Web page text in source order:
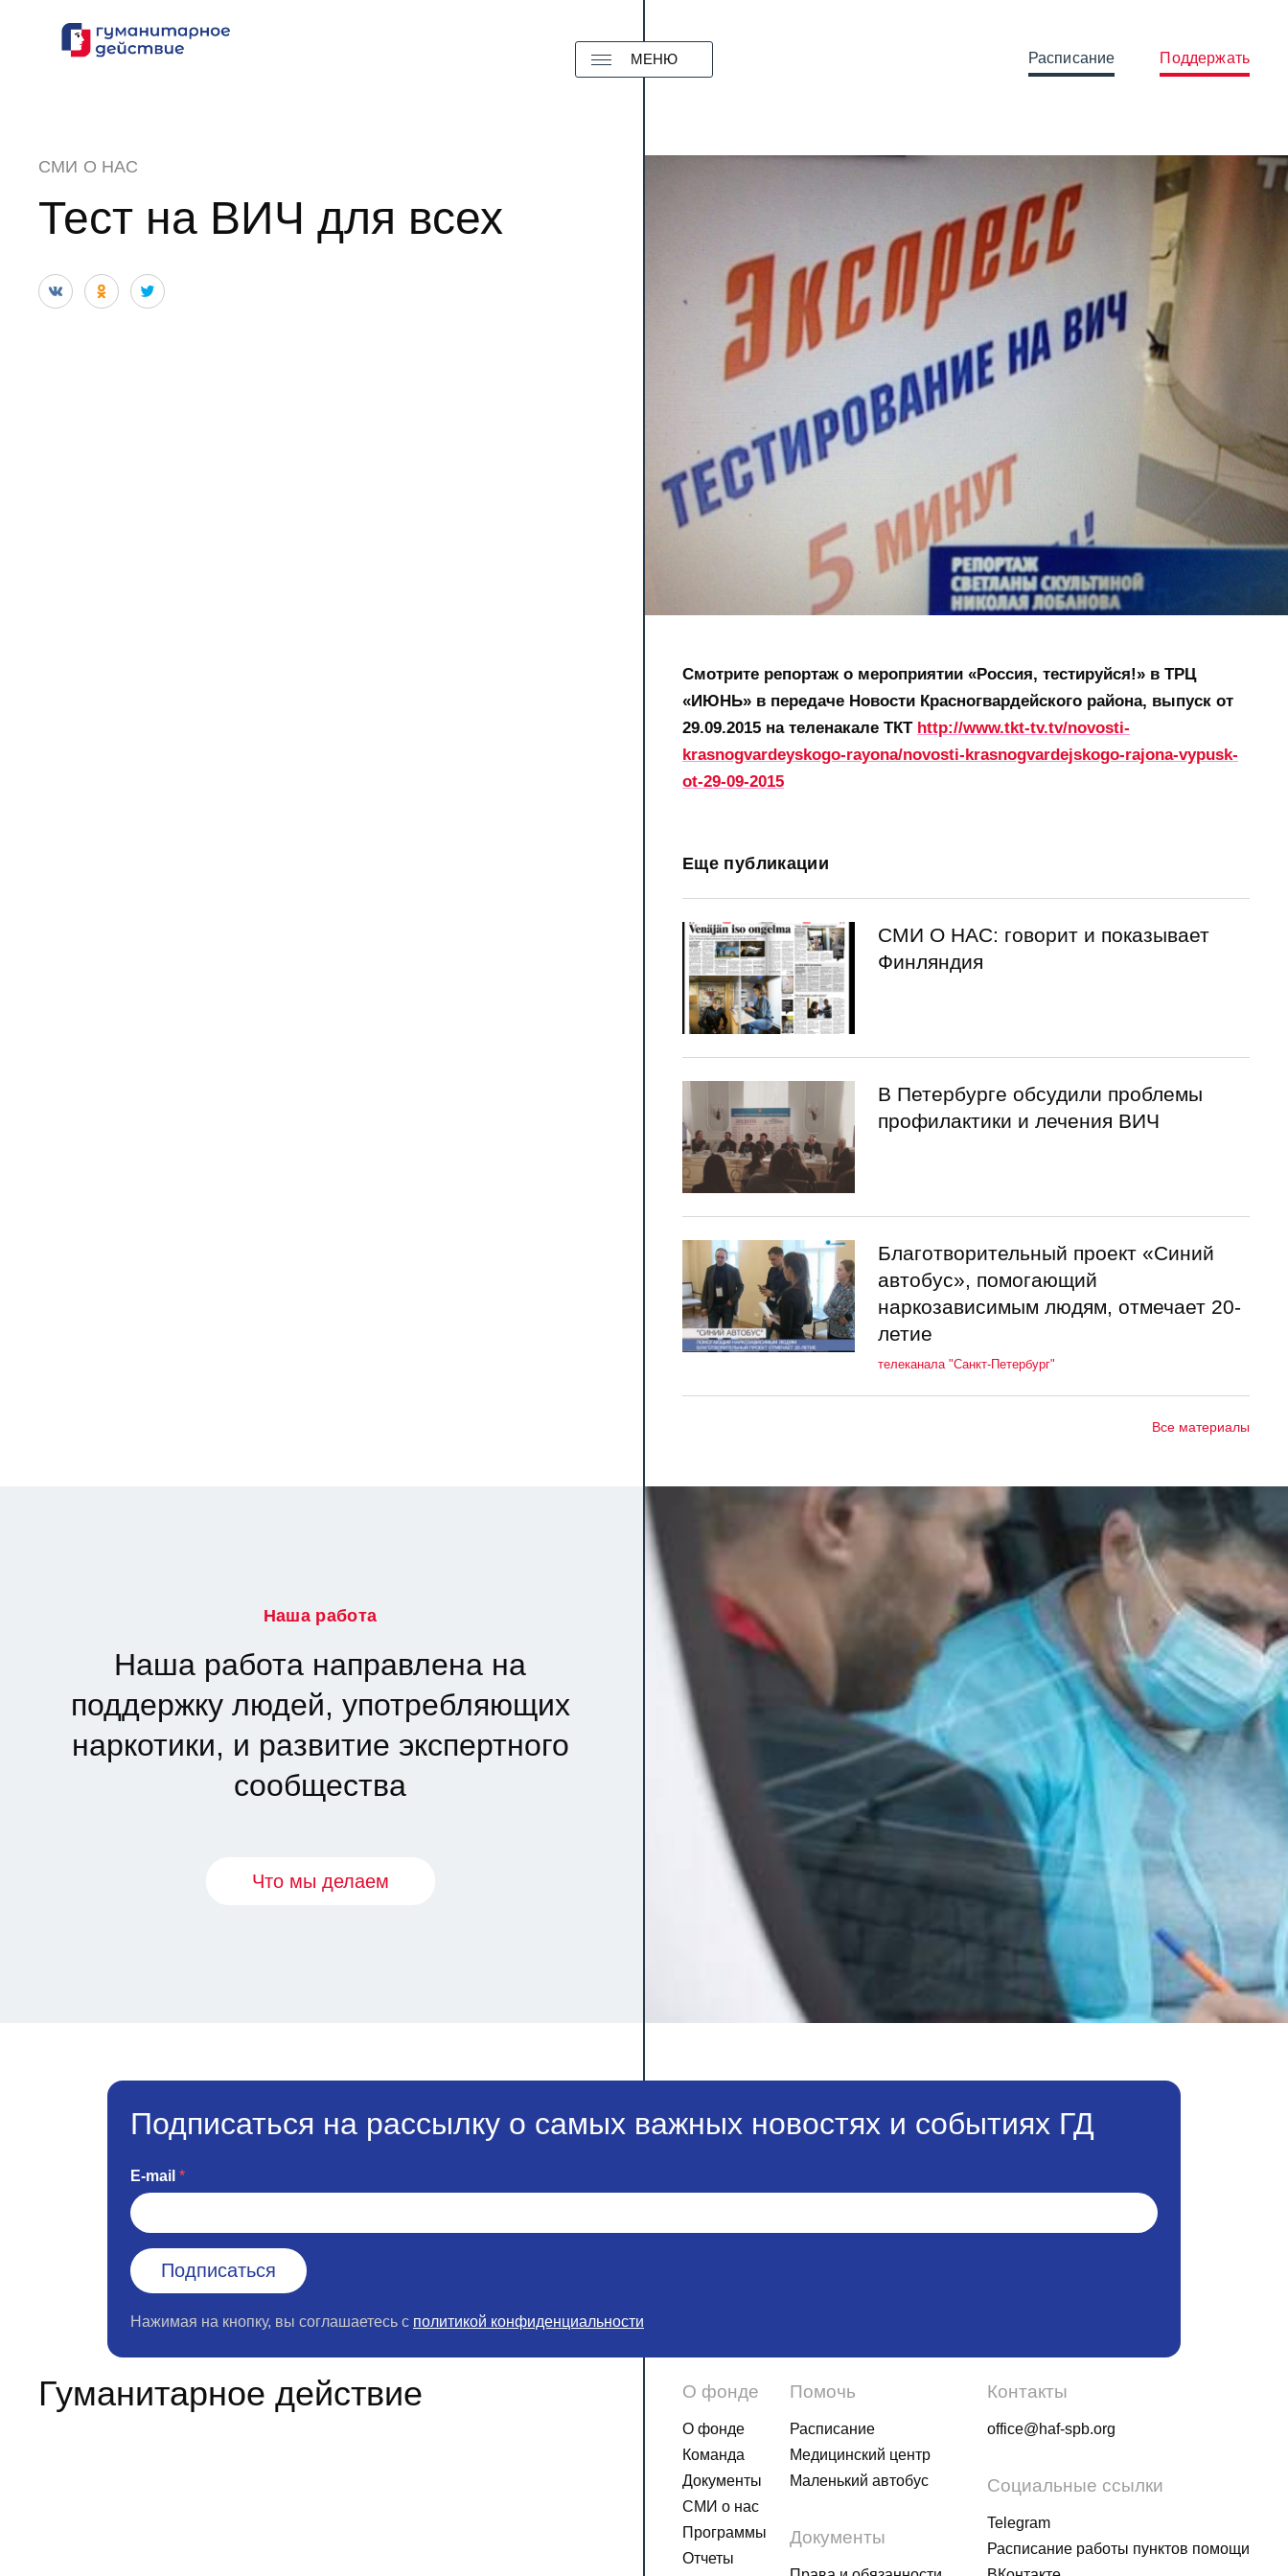
МЕНЮ Расписание Поддержать
СМИ О НАС
Тест на ВИЧ для всех
Смотрите репортаж о мероприятии «Россия, тестируйся!» в ТРЦ
«ИЮНЬ» в передаче Новости Красногвардейского района, выпуск от
29.09.2015 на теленакале ТКТ http://www.tkt-tv.tv/novosti-
krasnogvardeyskogo-rayona/novosti-krasnogvardejskogo-rajona-vypusk-
ot-29-09-2015
Еще публикации
СМИ О НАС: говорит и показывает
Финляндия
В Петербурге обсудили проблемы
профилактики и лечения ВИЧ
Благотворительный проект «Синий
автобус», помогающий
наркозависимым людям, отмечает 20-
летие
телеканала "Санкт-Петербург"
Все материалы
Наша работа
Наша работа направлена на
поддержку людей, употребляющих
наркотики, и развитие экспертного
сообщества
Что мы делаем
Подписаться на рассылку о самых важных новостях и событиях ГД
E-mail
Нажимая на кнопку, вы соглашаетесь с политикой конфиденциальности
Гуманитарное действие О фонде
О фонде
Команда
Документы
СМИ о нас
Программы
Отчеты
Помочь
Расписание
Медицинский центр
Маленький автобус
Документы
Контакты
office@haf-spb.org
Социальные ссылки
Telegram
Расписание работы пунктов помощи